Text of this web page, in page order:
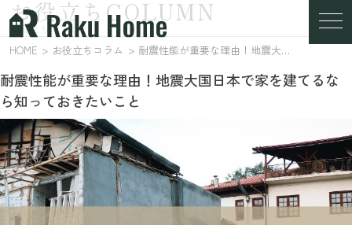
お役立ちコラム
お役立ちCOLUMN
HOME お役立ちコラム 耐震性能が重要な理由！地震大国日本で家を建てるなら知っておきたいこと
耐震性能が重要な理由！地震大国日本で家を建てるな
ら知っておきたいこと